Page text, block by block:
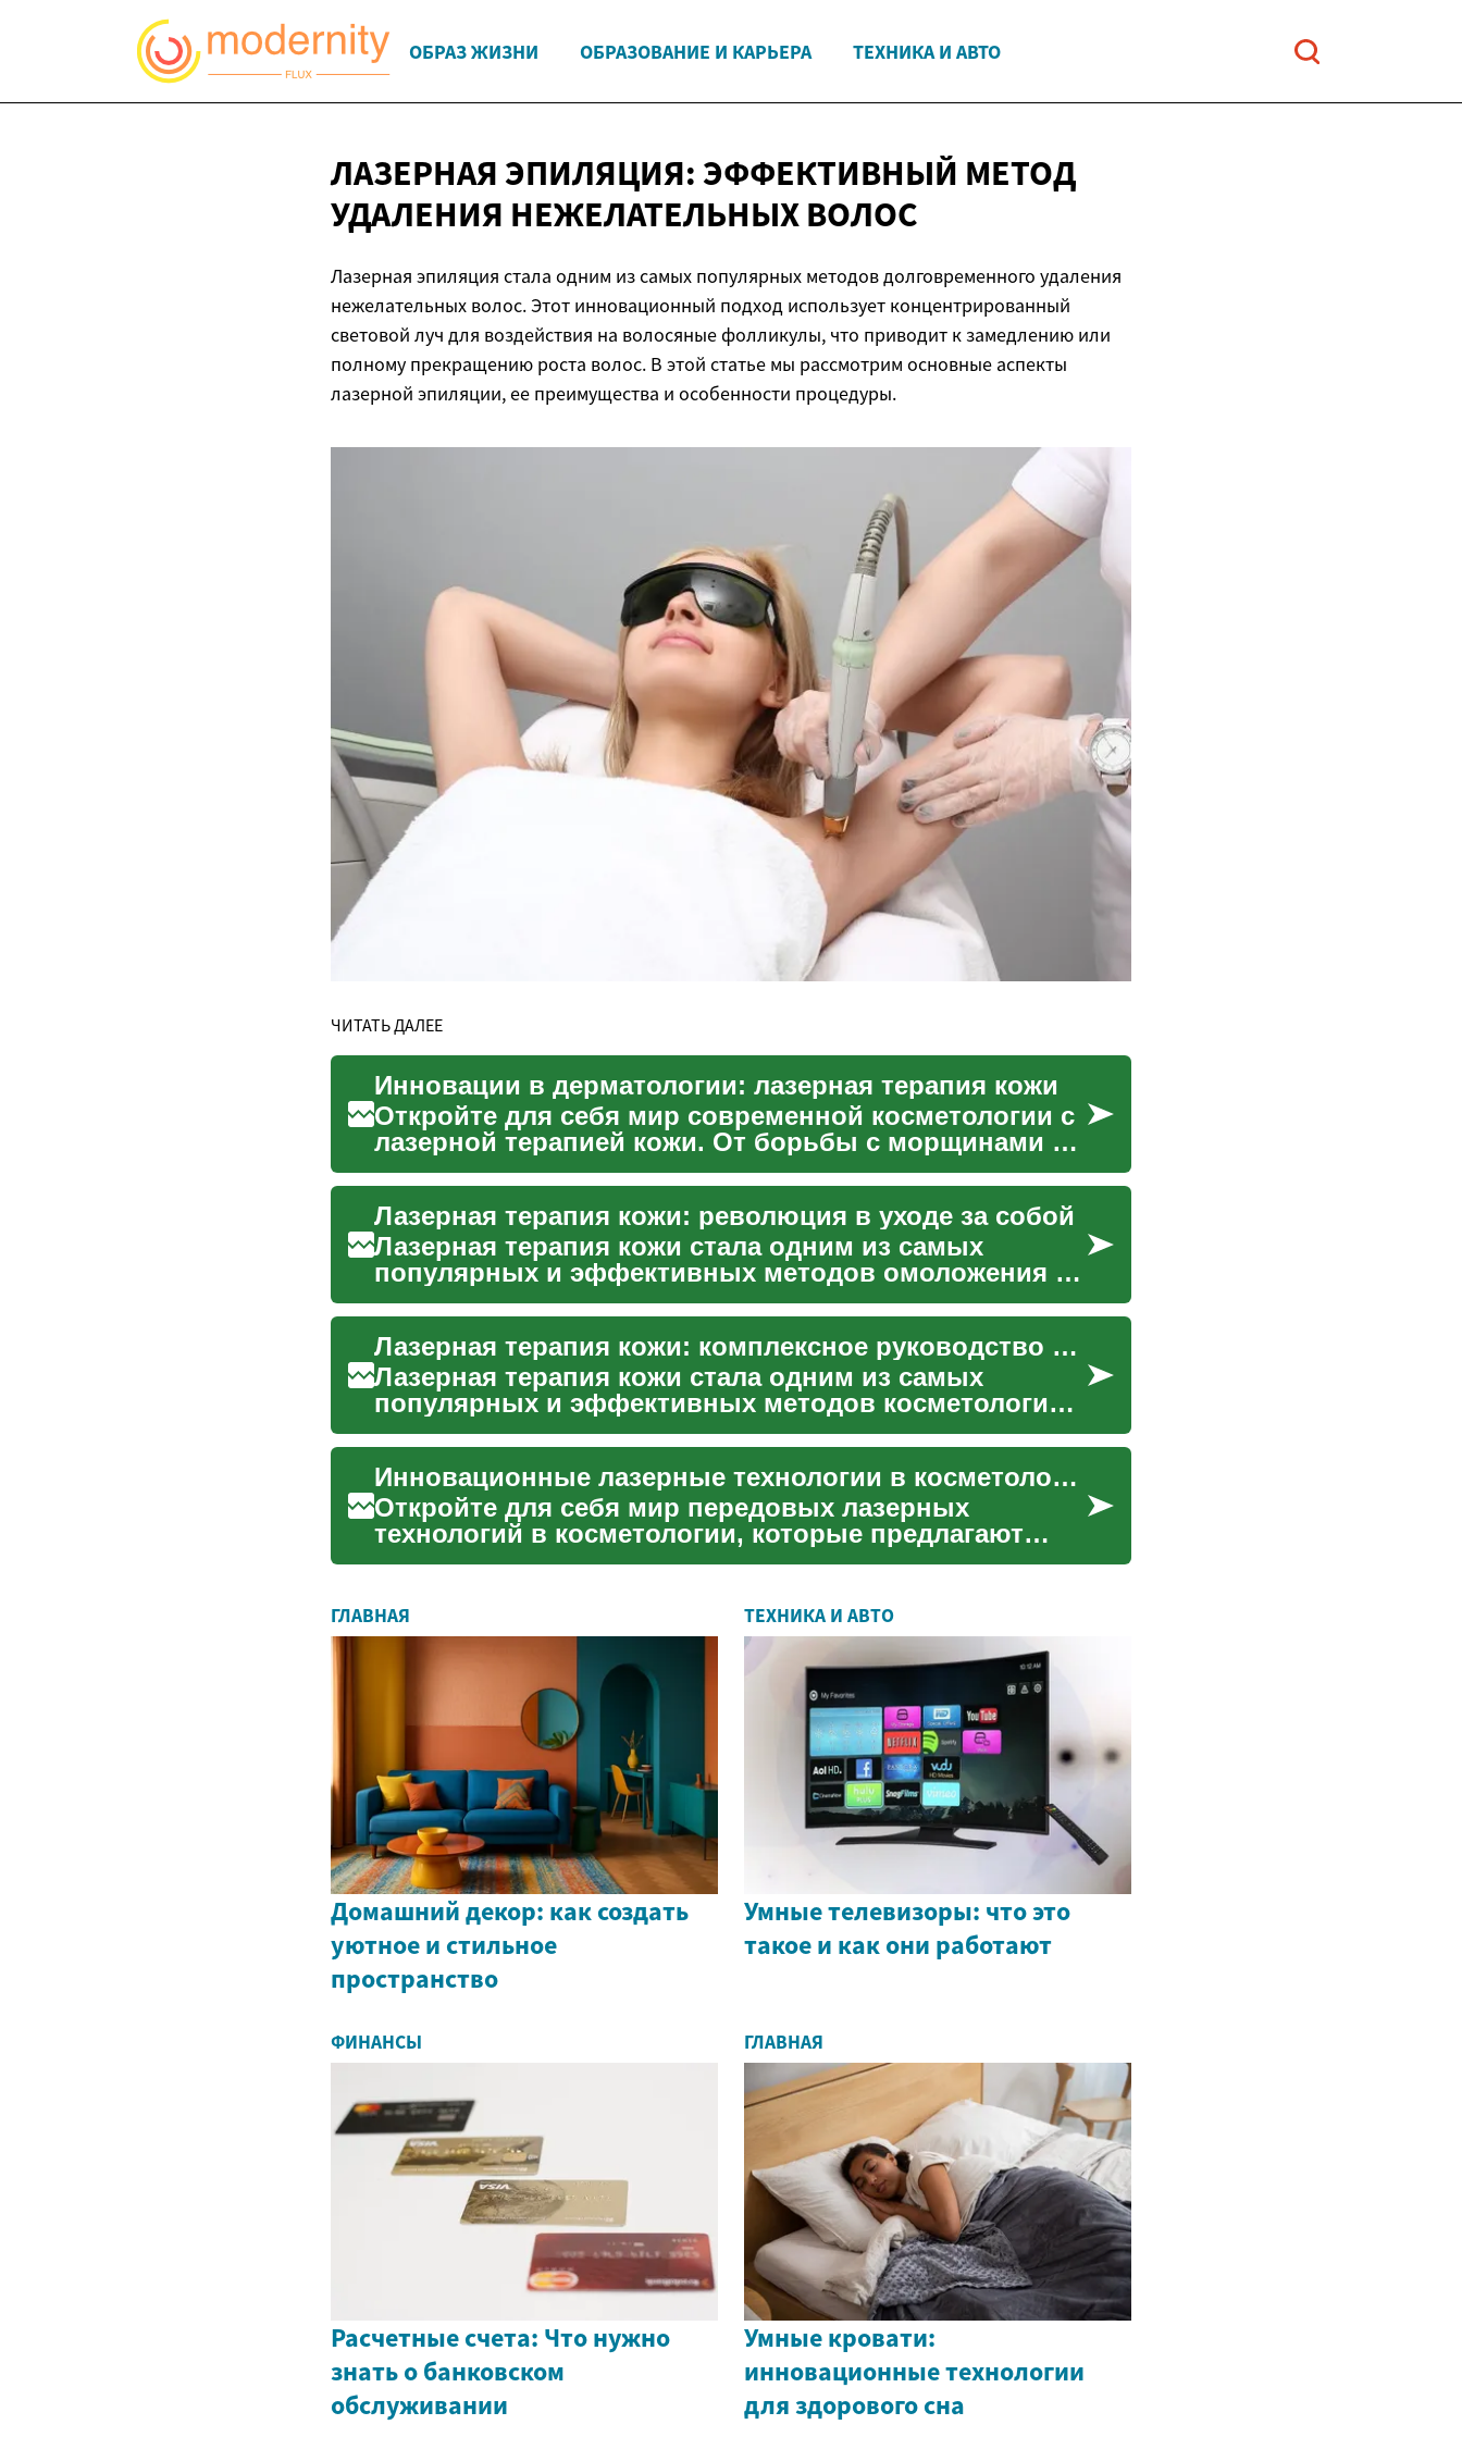
ОБРАЗ ЖИЗНИ ОБРАЗОВАНИЕ И КАРЬЕРА ТЕХНИКА И АВТО
ЛАЗЕРНАЯ ЭПИЛЯЦИЯ: ЭФФЕКТИВНЫЙ МЕТОД
УДАЛЕНИЯ НЕЖЕЛАТЕЛЬНЫХ ВОЛОС
Лазерная эпиляция стала одним из самых популярных методов долговременного удаления
нежелательных волос. Этот инновационный подход использует концентрированный
световой луч для воздействия на волосяные фолликулы, что приводит к замедлению или
полному прекращению роста волос. В этой статье мы рассмотрим основные аспекты
лазерной эпиляции, ее преимущества и особенности процедуры.
ЧИТАТЬ ДАЛЕЕ
Инновации в дерматологии: лазерная терапия кожи
Откройте для себя мир современной косметологии с
лазерной терапией кожи. От борьбы с морщинами до
удаления нежелатель...
Лазерная терапия кожи: революция в уходе за собой
Лазерная терапия кожи стала одним из самых
популярных и эффективных методов омоложения и
улучшения состояния кожи в с...
Лазерная терапия кожи: комплексное руководство по современным методам
Лазерная терапия кожи стала одним из самых
популярных и эффективных методов косметологии
в последние годы. Этот иннов...
Инновационные лазерные технологии в косметологии: путь к совершенной коже
Откройте для себя мир передовых лазерных
технологий в косметологии, которые предлагают
эффективные решения для омолож...
ГЛАВНАЯ
Домашний декор: как создать
уютное и стильное
пространство
ТЕХНИКА И АВТО
Умные телевизоры: что это
такое и как они работают
ФИНАНСЫ
Расчетные счета: Что нужно
знать о банковском
обслуживании
ГЛАВНАЯ
Умные кровати:
инновационные технологии
для здорового сна